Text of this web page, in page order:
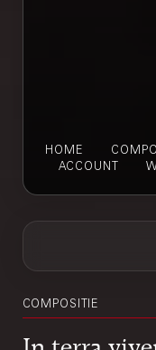
HOME
ACCOUNT
COMPOSITIE
In terra